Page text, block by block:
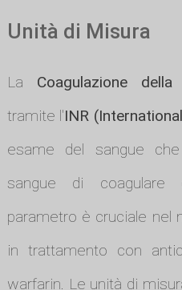
Unità di Misura
La Coagulazione
tramite l'INR
esame del sangue
sangue di coagulare
parametro è cruciale nel
in trattamento con
warfarin. Le unità di